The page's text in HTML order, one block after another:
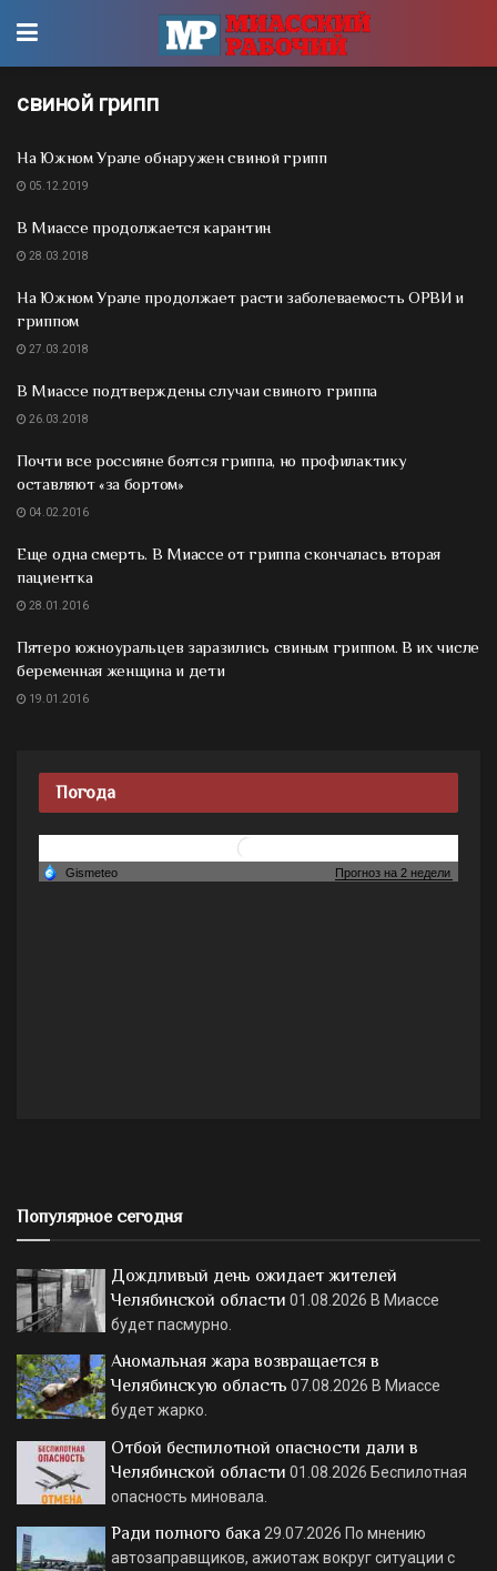
свиной грипп
На Южном Урале обнаружен свиной грипп
05.12.2019
В Миассе продолжается карантин
28.03.2018
На Южном Урале продолжает расти заболеваемость ОРВИ и
гриппом
27.03.2018
В Миассе подтверждены случаи свиного гриппа
26.03.2018
Почти все россияне боятся гриппа, но профилактику
оставляют «за бортом»
04.02.2016
Еще одна смерть. В Миассе от гриппа скончалась вторая
пациентка
28.01.2016
Пятеро южноуральцев заразились свиным гриппом. В их числе
беременная женщина и дети
19.01.2016
Погода
Популярное сегодня
Дождливый день ожидает жителей
Челябинской области 01.08.2026 В Миассе
будет пасмурно.
Аномальная жара возвращается в
Челябинскую область 07.08.2026 В Миассе
будет жарко.
Отбой беспилотной опасности дали в
Челябинской области 01.08.2026 Беспилотная
опасность миновала.
Ради полного бака 29.07.2026 По мнению
автозаправщиков, ажиотаж вокруг ситуации с